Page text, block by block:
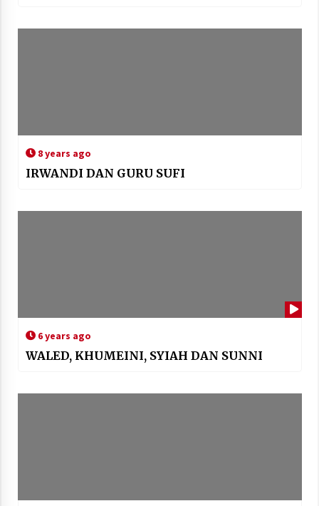
8 years ago
IRWANDI DAN GURU SUFI
6 years ago
WALED, KHUMEINI, SYIAH DAN SUNNI